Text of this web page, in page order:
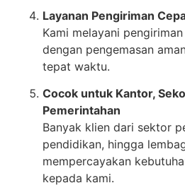
Layanan Pengiriman
Kami melayani
dengan pengemasan
tepat waktu.
Cocok untuk Kantor,
Pemerintahan
Banyak klien dari sektor
pendidikan, hingga
mempercayakan
kepada kami.